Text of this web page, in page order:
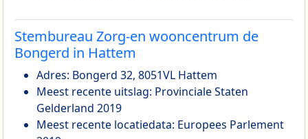
Stembureau Zorg-en wooncentrum de
Bongerd in Hattem
Adres: Bongerd 32, 8051VL Hattem
Meest recente uitslag: Provinciale Staten
Gelderland 2019
Meest recente locatiedata: Europees Parlement